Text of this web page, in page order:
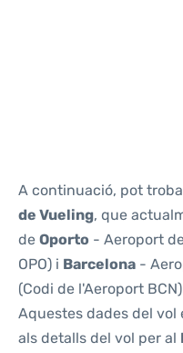
A continuació, pot
de Vueling, que
de Oporto - Aeroport
OPO) i Barcelona -
(Codi de l'Aeroport
Aquestes dades del
als detalls del vol per al